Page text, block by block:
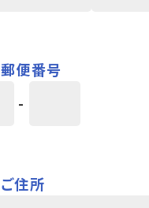
郵便番号
-
ご住所